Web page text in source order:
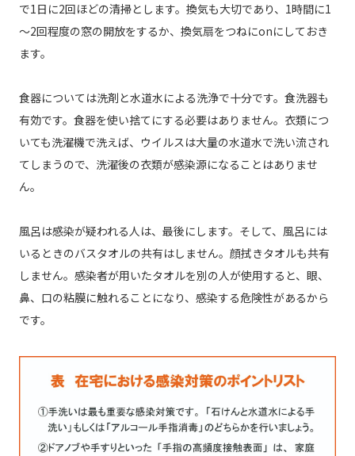
で1日に2回ほどの清掃とします。換気も大切であり、1時間に1
～2回程度の窓の開放をするか、換気扇をつねにonにしておき
ます。
食器については洗剤と水道水による洗浄で十分です。食洗器も
有効です。食器を使い捨てにする必要はありません。衣類につ
いても洗濯機で洗えば、ウイルスは大量の水道水で洗い流され
てしまうので、洗濯後の衣類が感染源になることはありませ
ん。
風呂は感染が疑われる人は、最後にします。そして、風呂には
いるときのバスタオルの共有はしません。顔拭きタオルも共有
しません。感染者が用いたタオルを別の人が使用すると、眼、
鼻、口の粘膜に触れることになり、感染する危険性があるから
です。